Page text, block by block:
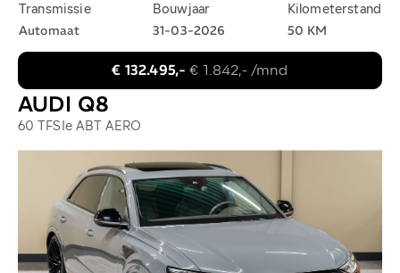
Transmissie
Automaat
Bouwjaar
31-03-2026
Kilometerstand
50 KM
€ 132.495,-€ 1.842,- /mnd
AUDI Q8
60 TFSIe ABT AERO